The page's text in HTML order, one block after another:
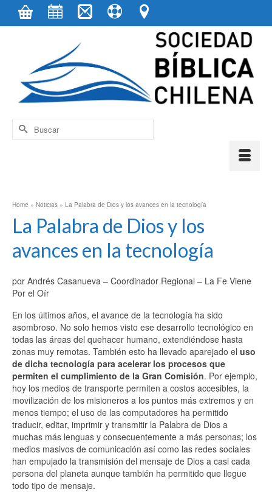
contenido
Buscar
por:
Home » Noticias » La Palabra de Dios y los avances en la tecnología
La Palabra de Dios y los
avances en la tecnología
por Andrés Casanueva – Coordinador Regional – La Fe Viene
Por el Oír
En los últimos años, el avance de la tecnología ha sido
asombroso. No solo hemos visto ese desarrollo tecnológico en
todas las áreas del quehacer humano, extendiéndose hasta
zonas muy remotas. También esto ha llevado aparejado el uso
de dicha tecnología para acelerar los procesos que
permiten el cumplimiento de la Gran Comisión. Por ejemplo,
hoy los medios de transporte permiten a costos accesibles, la
movilización de los misioneros a los puntos más extremos y en
menos tiempo; el uso de las computadores ha permitido
traducir, editar, imprimir y transmitir la Palabra de Dios a
muchas más lenguas y consecuentemente a más personas; los
medios masivos de comunicación así como las redes sociales
han empujado la transmisión del mensaje de Dios a casi cada
persona del planeta aunque también ha permitido que llegue
todo tipo de mensaje.